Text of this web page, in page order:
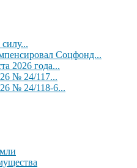
Соцфонд...
2026 года...
№ 24/117...
№ 24/118-6...